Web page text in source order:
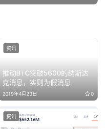
推动BTC突破5600的纳斯达
克消息，实则为假消息
2019年4月23日 0
资讯
资讯